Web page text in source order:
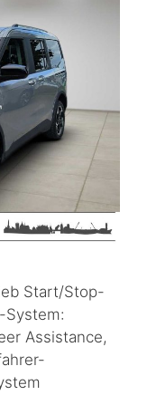
Start/Stop-
System:
Assistance,